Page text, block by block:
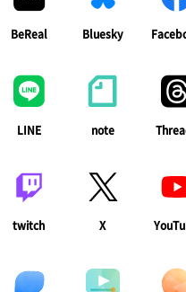
BeReal Bluesky
LINE note
twitch X